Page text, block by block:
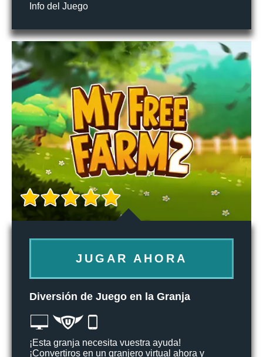
Info del Juego
JUGAR AHORA
Diversión de Juego en la Granja
¡Esta granja necesita vuestra ayuda!
¡Convertiros en un granjero virtual ahora y